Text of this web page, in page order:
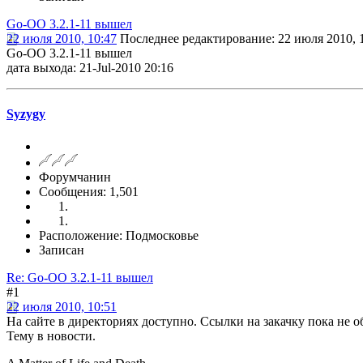
Go-OO 3.2.1-11 вышел
22 июля 2010, 10:47 Последнее редактирование: 22 июля 2010,
Go-OO 3.2.1-11 вышел
дата выхода: 21-Jul-2010 20:16
Syzygy
Форумчанин
Сообщения: 1,501
Расположение: Подмосковье
Записан
Re: Go-OO 3.2.1-11 вышел
#1
22 июля 2010, 10:51
На сайте в директориях доступно. Ссылки на закачку пока не
Тему в новости.